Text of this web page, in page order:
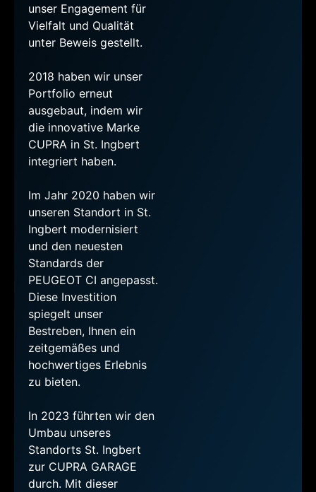
unser Engagement für
Vielfalt und Qualität
unter Beweis gestellt.
2018 haben wir unser
Portfolio erneut
ausgebaut, indem wir
die innovative Marke
CUPRA in St. Ingbert
integriert haben.
Im Jahr 2020 haben wir
unseren Standort in St.
Ingbert modernisiert
und den neuesten
Standards der
PEUGEOT CI angepasst.
Diese Investition
spiegelt unser
Bestreben, Ihnen ein
zeitgemäßes und
hochwertiges Erlebnis
zu bieten.
In 2023 führten wir den
Umbau unseres
Standorts St. Ingbert
zur CUPRA GARAGE
durch. Mit dieser